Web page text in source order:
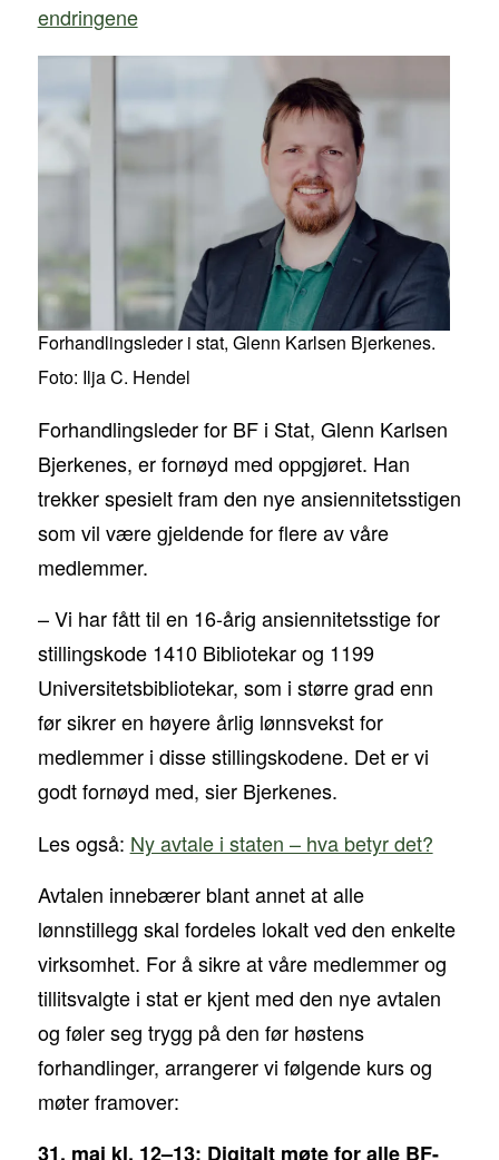
endringene
Forhandlingsleder i stat, Glenn Karlsen Bjerkenes.
Foto: Ilja C. Hendel
Forhandlingsleder for BF i Stat, Glenn Karlsen
Bjerkenes, er fornøyd med oppgjøret. Han
trekker spesielt fram den nye ansiennitetsstigen
som vil være gjeldende for flere av våre
medlemmer.
– Vi har fått til en 16-årig ansiennitetsstige for
stillingskode 1410 Bibliotekar og 1199
Universitetsbibliotekar, som i større grad enn
før sikrer en høyere årlig lønnsvekst for
medlemmer i disse stillingskodene. Det er vi
godt fornøyd med, sier Bjerkenes.
Les også: Ny avtale i staten – hva betyr det?
Avtalen innebærer blant annet at alle
lønnstillegg skal fordeles lokalt ved den enkelte
virksomhet. For å sikre at våre medlemmer og
tillitsvalgte i stat er kjent med den nye avtalen
og føler seg trygg på den før høstens
forhandlinger, arrangerer vi følgende kurs og
møter framover:
31. mai kl. 12–13: Digitalt møte for alle BF-